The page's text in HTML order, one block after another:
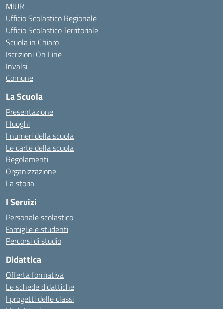
MIUR
Ufficio Scolastico Regionale
Ufficio Scolastico Territoriale
Scuola in Chiaro
Iscrizioni On Line
Invalsi
Comune
La Scuola
Presentazione
I luoghi
I numeri della scuola
Le carte della scuola
Regolamenti
Organizzazione
La storia
I Servizi
Personale scolastico
Famiglie e studenti
Percorsi di studio
Didattica
Offerta formativa
Le schede didattiche
I progetti delle classi